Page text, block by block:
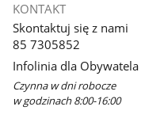
KONTAKT
Skontaktuj się z nami
85 7305852
Infolinia dla Obywatela
Czynna w dni robocze
w godzinach 8:00-16:00